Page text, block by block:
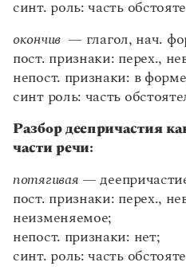
Наклонение как
Время как
Лицо как
Безличные глаголы
Род. Число.
глагола и инфинитива
Причастие
Зависимость
переходности и вида
Действительные
синт. роль: часть
окончив— глагол, нач.
пост. признаки: перех.,
непост. признаки: в
синт роль: часть
Разбор деепричастия
части речи:
потягивая —
пост. признаки: перех.,
неизменяемое;
непост. признаки: нет;
синт. роль: часть